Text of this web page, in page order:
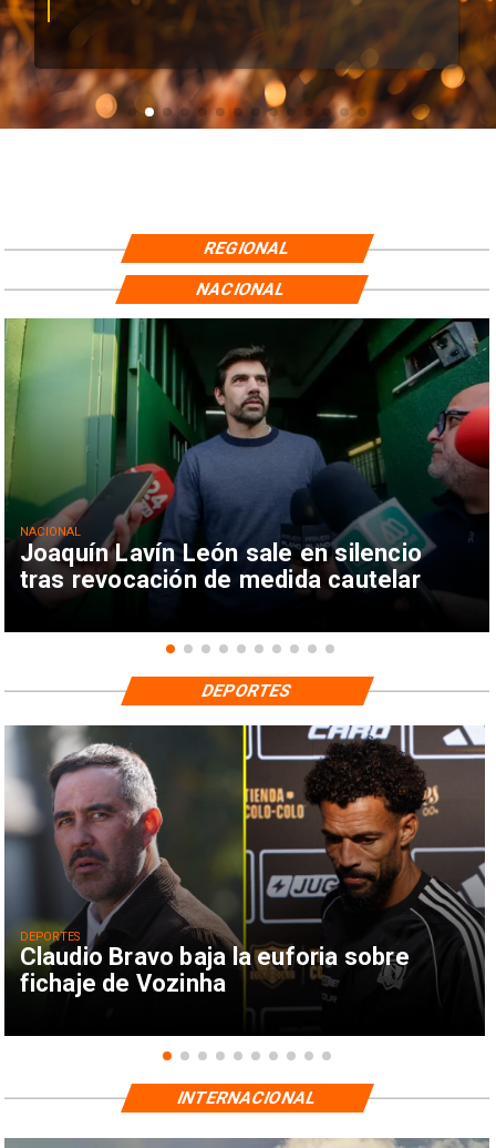
REGIONAL
Joaquín Lavín León sale en silencio
tras revocación de medida cautelar
NACIONAL
NACIONAL
Claudio Bravo baja la euforia sobre
fichaje de Vozinha
DEPORTES
DEPORTES
INTERNACIONAL